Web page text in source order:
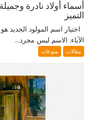
أسماء أولاد نادرة
التميز
اختيار اسم المولود
الآباء. الاسم ليس مجرد...
مقالات منوعات